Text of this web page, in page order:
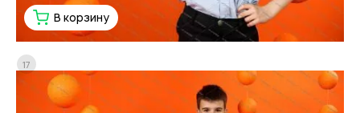
В корзину
17